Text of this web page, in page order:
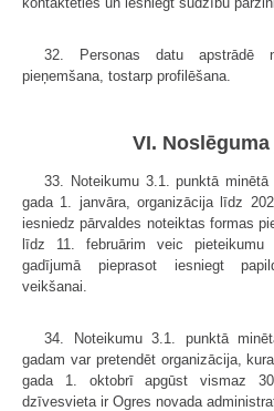
32. Personas datu apstrādē
pieņemšana, tostarp profilēšana.
VI.
33. Noteikumu 3.1. punktā minētā
gada 1. janvāra, organizācija līdz
iesniedz pārvaldes noteiktas formas
līdz 11. februārim veic pieteikumu
gadījumā pieprasot iesniegt
veikšanai.
34. Noteikumu 3.1. punktā
gadam var pretendēt organizācija,
gada 1. oktobrī apgūst vismaz
dzīvesvieta ir Ogres novada